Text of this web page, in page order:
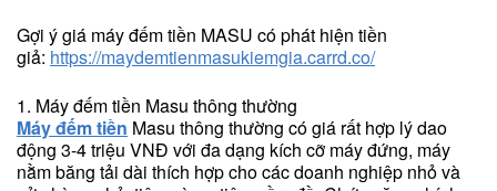
Gợi ý giá máy đếm tiền MASU có phát hiện tiền
giả: https://maydemtienmasukiemgia.carrd.co/
1. Máy đếm tiền Masu thông thường
Máy đếm tiền Masu thông thường có giá rất hợp lý dao
động 3-4 triệu VNĐ với đa dạng kích cỡ máy đứng, máy
nằm băng tải dài thích hợp cho các doanh nghiệp nhỏ và